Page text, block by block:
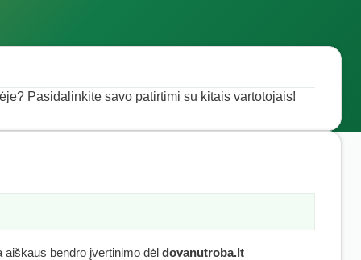
Pasidalinkite savo patirtimi su kitais vartotojais!
aiškaus bendro įvertinimo dėl dovanutroba.lt